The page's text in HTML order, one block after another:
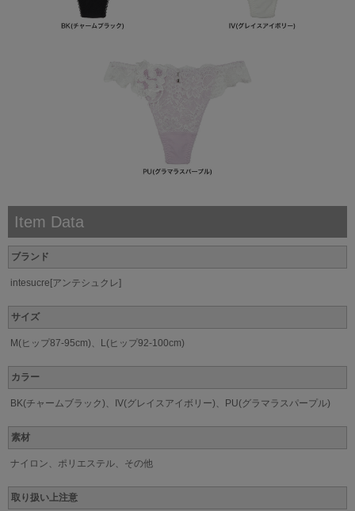
Item Data
ブランド
intesucre[アンテシュクレ]
サイズ
M(ヒップ87-95cm)、L(ヒップ92-100cm)
カラー
BK(チャームブラック)、IV(グレイスアイボリー)、PU(グラマラスパープル)
素材
ナイロン、ポリエステル、その他
取り扱い上注意